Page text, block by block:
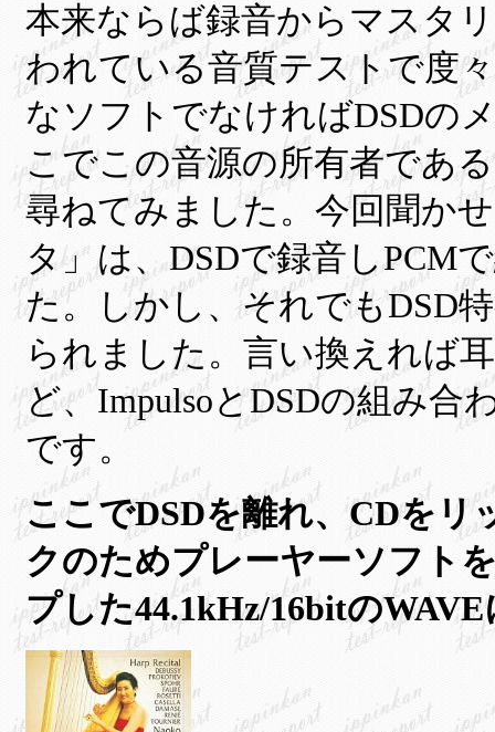
本来ならば録音からマスタ
われている音質テストで度
なソフトでなければDSDの
こでこの音源の所有者であ
尋ねてみました。今回聞か
タ」は、DSDで録音しPCM
た。
しかし、それでもDSD
られました。言い換えれば
ど、ImpulsoとDSDの組み合
です。
ここでDSDを離れ、CDをリ
クのためプレーヤーソフト
プした44.1kHz/16bitの